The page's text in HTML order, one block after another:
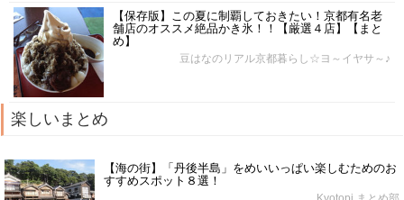
【保存版】この夏に制覇しておきたい！京都有名老
舗店のオススメ絶品かき氷！！【厳選４店】【まと
め】
豆はなのリアル京都暮らし☆ヨ～イヤサ～♪
楽しいまとめ
【海の街】「丹後半島」をめいいっぱい楽しむためのお
すすめスポット８選！